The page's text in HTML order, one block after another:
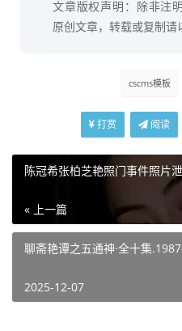
文章版权声明：除非注
原创文章，转载或复制请
cscms模板
打赏 阅读
陈冠希张柏芝艳照门事件照片
« 上一篇
聊斋艳谭之五通神·全十集
2025-12-07